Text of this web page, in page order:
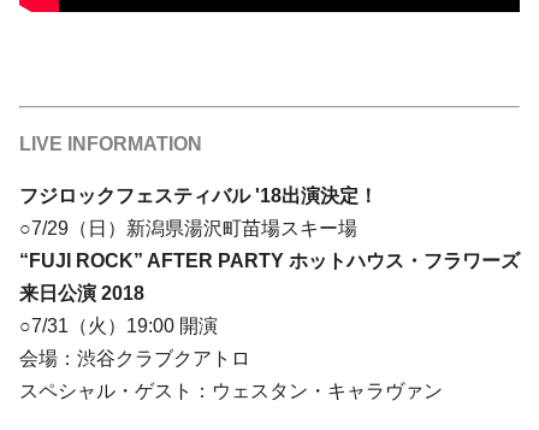
LIVE INFORMATION
フジロックフェスティバル '18出演決定！
○7/29（日）新潟県湯沢町苗場スキー場
“FUJI ROCK” AFTER PARTY ホットハウス・フラワーズ
来日公演 2018
○7/31（火）19:00 開演
会場：渋谷クラブクアトロ
スペシャル・ゲスト：ウェスタン・キャラヴァン